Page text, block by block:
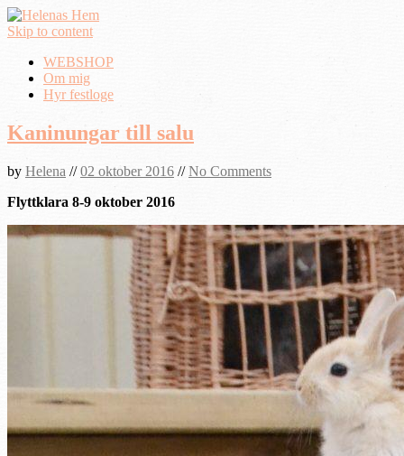
Skip to content
WEBSHOP
Om mig
Hyr festloge
Kaninungar till salu
by Helena //02 oktober 2016 //No Comments
Flyttklara 8-9 oktober 2016